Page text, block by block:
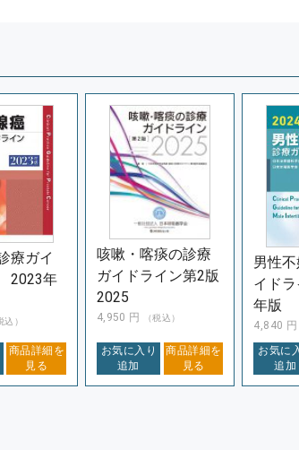
療ガイ
2023年
込）
商品詳細を
見る
咳嗽・喀痰の診療
ガイドライン第2版
2025
4,950 円 （税込）
お気に入り
追加
商品詳細を
見る
男性
イド
年版
4,840 円
お気に
追加